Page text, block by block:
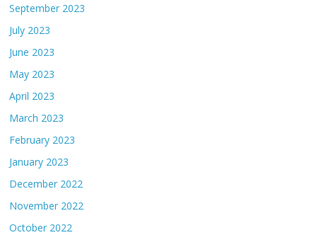
September 2023
July 2023
June 2023
May 2023
April 2023
March 2023
February 2023
January 2023
December 2022
November 2022
October 2022